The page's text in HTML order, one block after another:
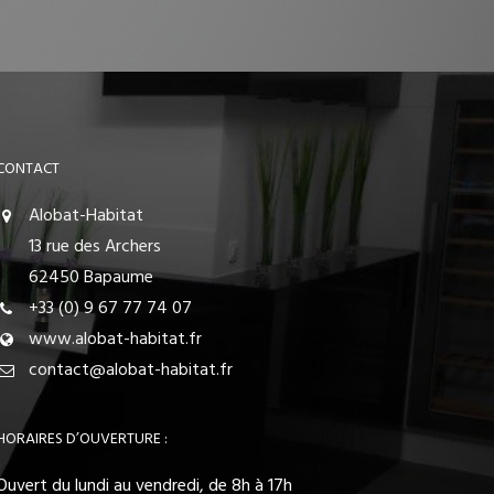
Alobat-Habitat
13 rue des Archers
62450 Bapaume
+33 (0) 9 67 77 74 07
www.alobat-habitat.fr
contact@alobat-habitat.fr
D’OUVERTURE :
du lundi au vendredi, de 8h à 17h